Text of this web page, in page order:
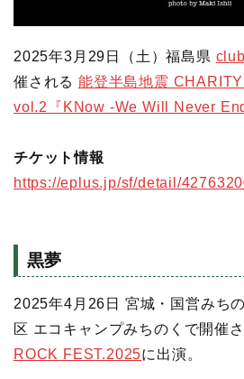
2025年3月29日（土）福島県
催される 能登半島地震
vol.2『KNow -We Will Never
チケット情報
https://eplus.jp/sf/detail/
黒夢
2025年4月26日 宮城・国営みち
区 エコキャンプみちのくで開催
ROCK FEST.2025に出演。